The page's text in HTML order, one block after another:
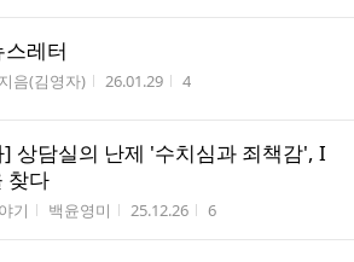
레터
작성자
지음(김영자) 작성시간
26.01.29 조회수
4
상담실의 난제 '수치심과 죄책감', I
찾다
기 작성자
백윤영미 작성시간
25.12.26 조회수
6